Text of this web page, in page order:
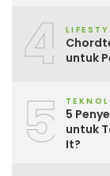
4
untuk
5
5
untuk
It?